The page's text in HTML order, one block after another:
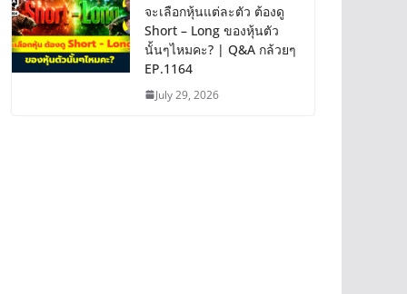
จะเลือกหุ้นแต่ละตัว ต้องดู
Short – Long ของหุ้นตัว
นั้นๆไหมคะ? | Q&A กล้วยๆ
EP.1164
July 29, 2026